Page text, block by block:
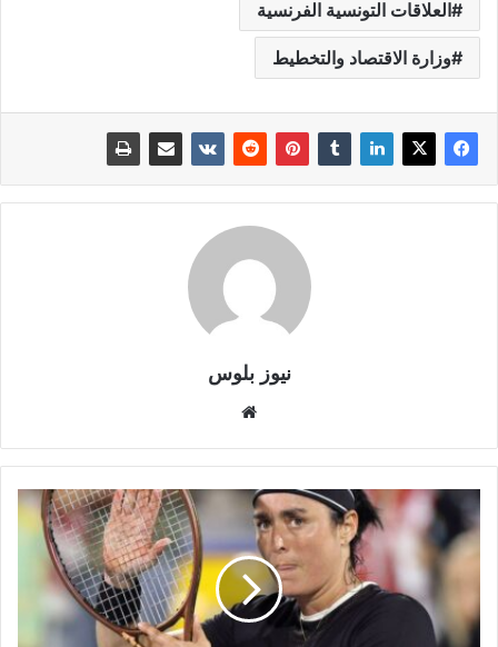
العلاقات التونسية الفرنسية
وزارة الاقتصاد والتخطيط
نيوز بلوس